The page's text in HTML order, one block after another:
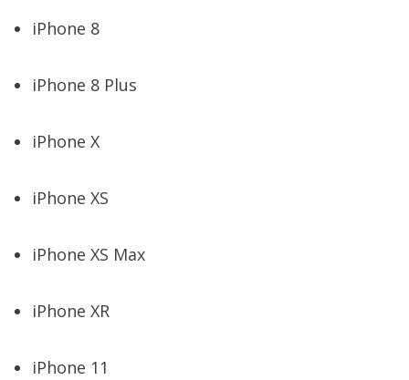
iPhone 8
iPhone 8 Plus
iPhone X
iPhone XS
iPhone XS Max
iPhone XR
iPhone 11